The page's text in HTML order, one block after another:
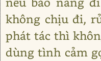
không chịu đi,
phát tác thì
dùng tình cảm